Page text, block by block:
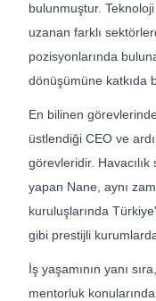
bulunmuştur.
uzanan farklı
pozisyonlarında
dönüşümüne katkıda
En bilinen
üstlendiği CEO ve
görevleridir.
yapan Nane, aynı
kuruluşlarında
gibi prestijli
İş yaşamının yanı
mentorluk